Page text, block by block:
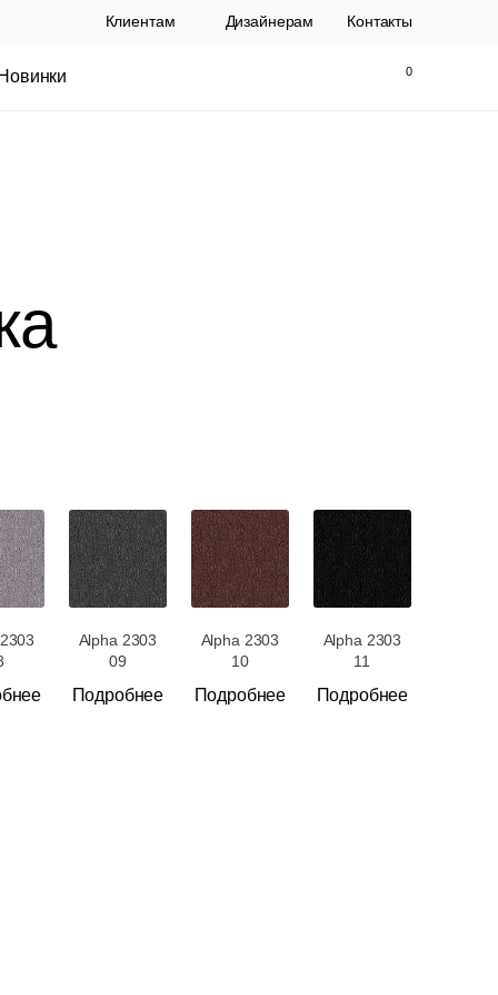
Клиентам Дизайнерам Контакты
Новинки
Alpha 2303
09
Подробнее
Alpha 2303
10
Подробнее
Alpha 2303
11
Подробнее